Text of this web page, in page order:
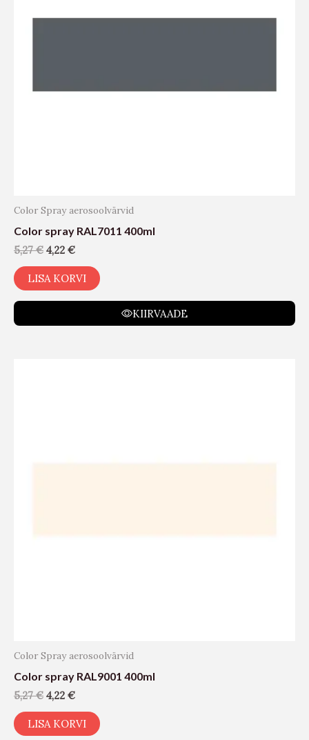
Color Spray aerosoolvärvid
Color spray RAL7011 400ml
5,27€ 4,22 €
LISA KORVI
KIIRVAADE
Color Spray aerosoolvärvid
Color spray RAL9001 400ml
5,27€ 4,22 €
LISA KORVI